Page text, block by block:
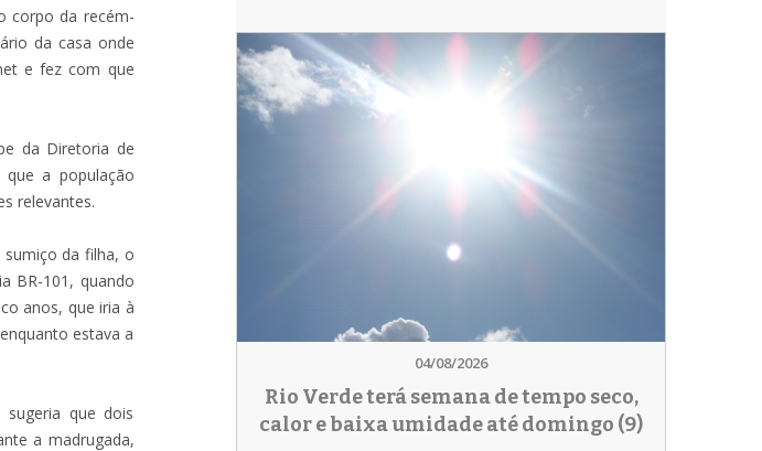
corpo da recém-
da casa onde
e fez com que
da Diretoria de
que a população
relevantes.
sumiço da filha, o
BR-101, quando
anos, que iria à
estava a
que dois
a madrugada,
04/08/2026
Rio Verde terá semana de tempo seco,
calor e baixa umidade até domingo (9)